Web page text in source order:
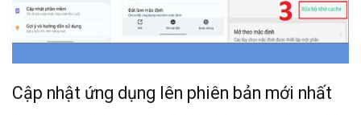
Cập nhật ứng dụng lên phiên bản mới nhất